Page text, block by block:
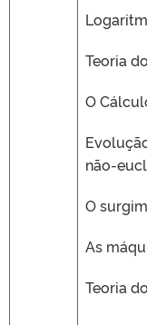
Teoria
O
não-
O
As
Teoria